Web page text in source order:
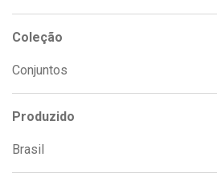
Coleção
Conjuntos
Produzido
Brasil